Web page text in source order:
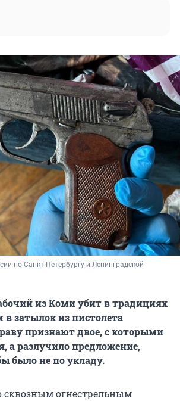
по Санкт-Петербургу и Ленинградской
из Коми убит в традициях
в затылок из пистолета
признают двое, с которыми
а разлучило предложение,
было не по укладу.
сквозным огнестрельным